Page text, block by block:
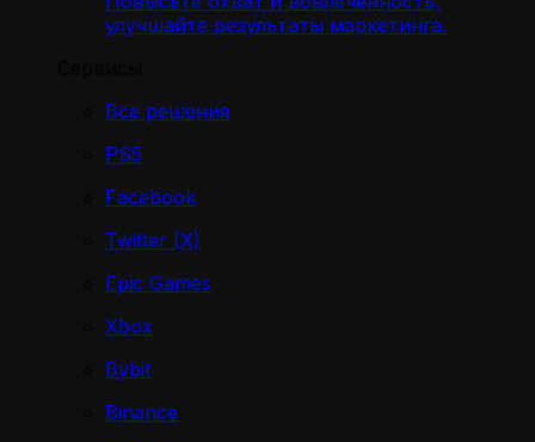
улучшайте результаты маркетинга.
Все решения
PS5
Facebook
Twitter (X)
Epic Games
Xbox
Bybit
Binance